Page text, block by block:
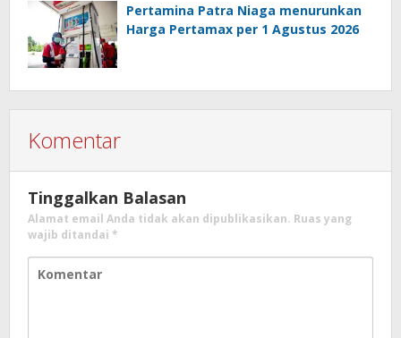
Pertamina Patra Niaga menurunkan
Harga Pertamax per 1 Agustus 2026
Komentar
Tinggalkan Balasan
Alamat email Anda tidak akan dipublikasikan. Ruas yang
wajib ditandai *